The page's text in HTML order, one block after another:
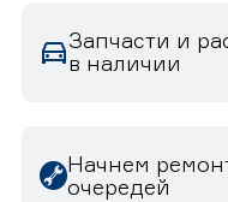
Запчасти и
в наличии
Начнем
очередей